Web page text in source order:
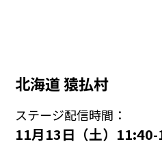
北海道 猿払村
ステージ配信時間：
11月13日（土）